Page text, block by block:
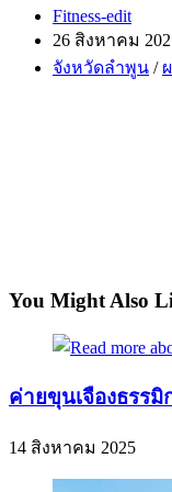
Post
author:
Fitness-edit
Post
26 สิงหาคม
Post
category:
จังหวัดลำพูน /
You Might Also
ค่ายขุนเจืองธรรมิ
14 สิงหาคม 2025